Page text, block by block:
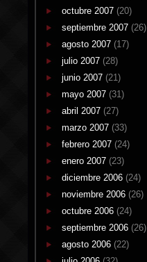
octubre 2007 (20)
septiembre 2007 (26)
agosto 2007 (17)
julio 2007 (28)
junio 2007 (21)
mayo 2007 (31)
abril 2007 (27)
marzo 2007 (33)
febrero 2007 (24)
enero 2007 (23)
diciembre 2006 (24)
noviembre 2006 (26)
octubre 2006 (24)
septiembre 2006 (26)
agosto 2006 (22)